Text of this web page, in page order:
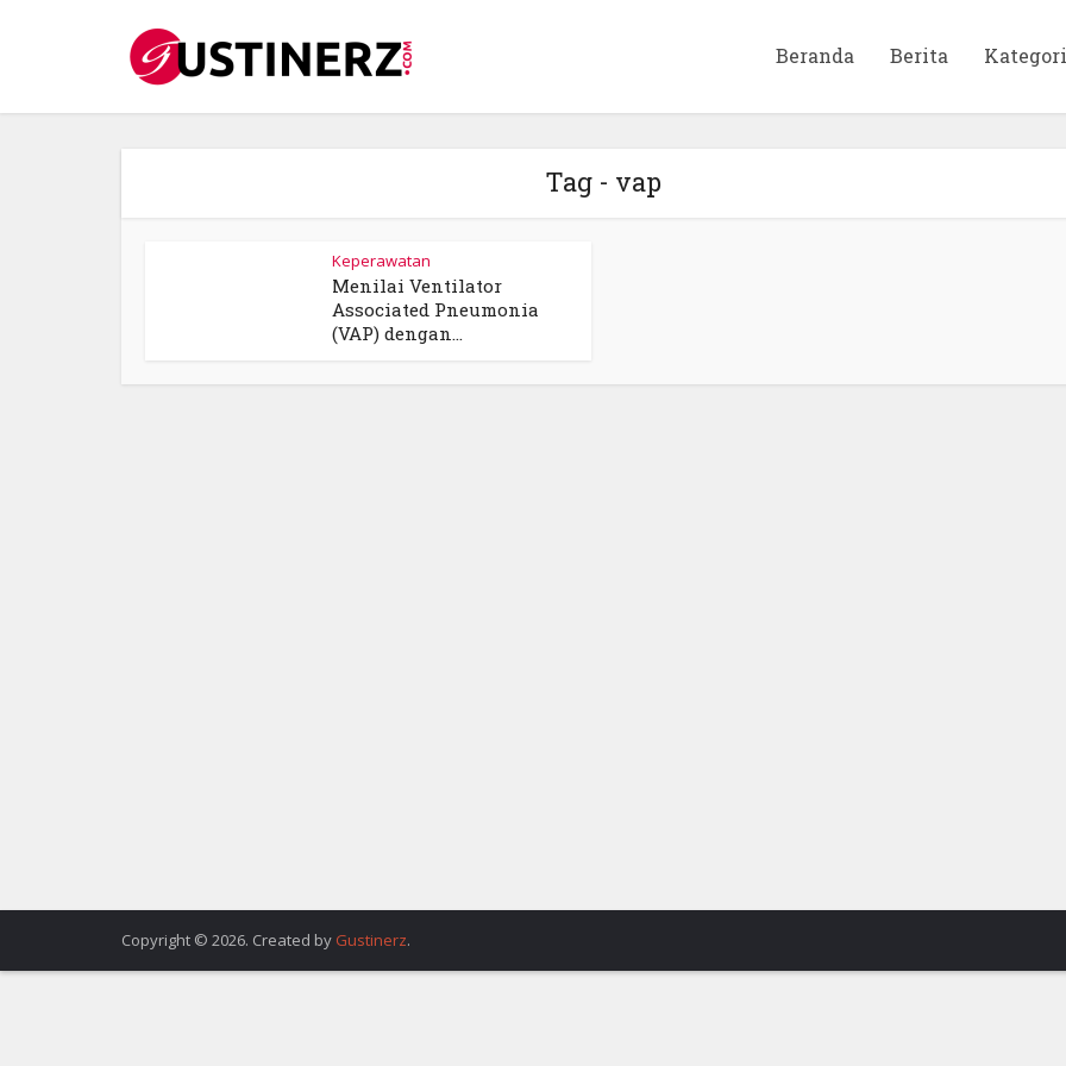
Beranda Berita Kategori
Tag - vap
Keperawatan
Menilai Ventilator
Associated Pneumonia
(VAP) dengan...
Copyright © 2026. Created by Gustinerz.